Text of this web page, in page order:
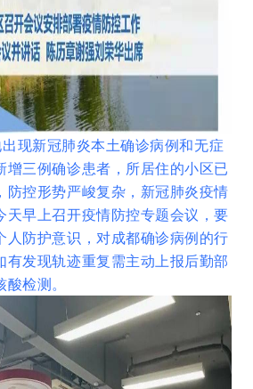
现新冠肺炎本土确诊病例和无症
增三例确诊患者，所居住的小区已
防控形势严峻复杂，新冠肺炎疫情
天早上召开疫情防控专题会议，要
人防护意识，对成都确诊病例的行
有发现轨迹重复需主动上报后勤部
检测。